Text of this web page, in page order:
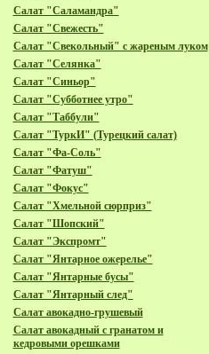
Салат "Саламандра"
Салат "Свежесть"
Салат "Свекольный" с жареным луком
Салат "Селянка"
Салат "Синьор"
Салат "Субботнее утро"
Салат "Таббули"
Салат "ТуркИ" (Турецкий салат)
Салат "Фа-Соль"
Салат "Фатуш"
Салат "Фокус"
Салат "Хмельной сюрприз"
Салат "Шопский"
Салат "Экспромт"
Салат "Янтарное ожерелье"
Салат "Янтарные бусы"
Салат "Янтарный след"
Салат авокадно-грушевый
Салат авокадный с гранатом и
кедровыми орешками